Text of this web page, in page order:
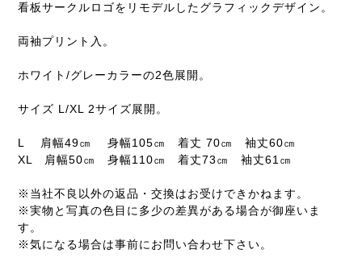
看板サークルロゴをリモデルしたグラフィックデザイン。
両袖プリント入。
ホワイト/グレーカラーの2色展開。
サイズ L/XL 2サイズ展開。
L 肩幅49㎝ 身幅105㎝ 着丈 70㎝ 袖丈60㎝
XL 肩幅50㎝ 身幅110㎝ 着丈73㎝ 袖丈61㎝
※当社不良以外の返品・交換はお受けできかねます。
※実物と写真の色目に多少の差異がある場合が御座いま
す。
※気になる場合は事前にお問い合わせ下さい。